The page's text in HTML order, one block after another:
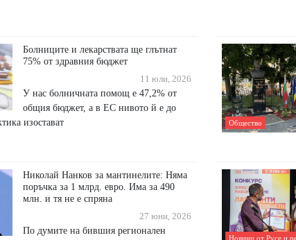
Болниците и лекарствата ще глътнат
75% от здравния бюджет
11 юли, 2026
У нас болничната помощ е 47,2% от
общия бюджет, а в ЕС нивото й е до
изостават
Общество
Николай Нанков за мантинелите: Няма
поръчка за 1 млрд. евро. Има за 490
млн. и тя не е спряна
27 юни, 2026
По думите на бившия регионален
Новини от Русе и